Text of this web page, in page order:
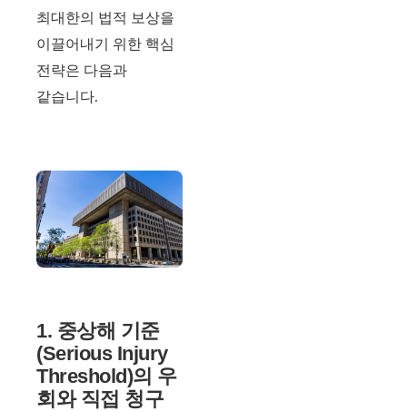
최대한의 법적 보상을
이끌어내기 위한 핵심
전략은 다음과
같습니다.
1. 중상해 기준
(Serious Injury
Threshold)의 우
회와 직접 청구